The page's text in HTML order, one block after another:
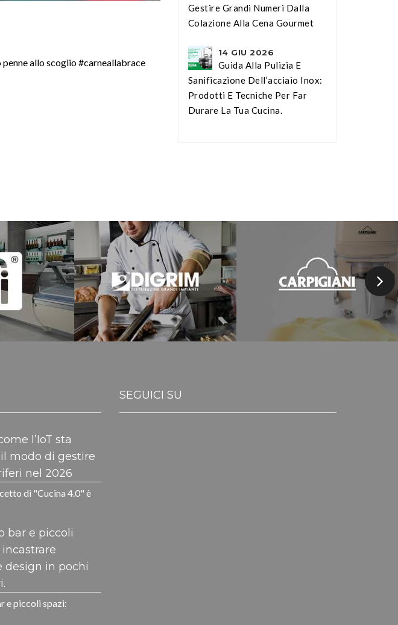
allo scoglio #carneallabrace
Gestire Grandi Numeri Dalla
Colazione Alla Cena Gourmet
14 GIU 2026
Guida Alla Pulizia E
Sanificazione Dell’acciaio Inox:
Prodotti E Tecniche Per Far
Durare La Tua Cucina.
l’IoT sta
modo di gestire
nel 2026
di "Cucina 4.0" è
bar e piccoli
design in pochi
e piccoli spazi:
SEGUICI SU